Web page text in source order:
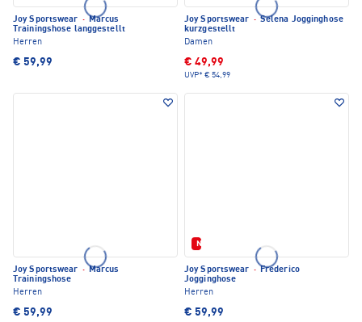
Joy Sportswear · Marcus
Trainingshose langgestellt
Herren
€ 59,99
Joy Sportswear · Selena Jogginghose
kurzgestellt
Damen
€ 49,99
UVP* € 54,99
Joy Sportswear · Marcus
Trainingshose
Herren
€ 59,99
Neu
Joy Sportswear · Frederico
Jogginghose
Herren
€ 59,99